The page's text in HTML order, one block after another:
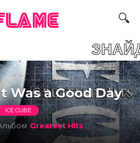
ЗНАЙДИ
Was a Good Day
ICE CUBE
Greatest Hits